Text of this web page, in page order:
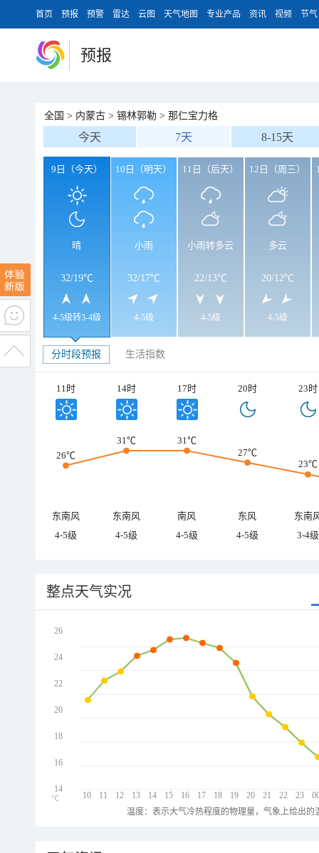
首页 预报 预警 雷达 云图 天气地图 专业产品 资讯 视频 节气
预报
全国 > 内蒙古 > 锡林郭勒 > 那仁宝力格
今天 7天 8-15天
9日（今天）
晴
32/19℃
4-5级转3-4级
10日（明天）
小雨
32/17℃
4-5级
11日（后天）
小雨转多云
22/13℃
4-5级
12日（周三）
多云
20/12℃
4-5级
分时段预报 生活指数
11时 14时 17时 20时 23时
26℃
31℃
31℃
27℃
23℃
东南风 东南风 南风 东风
东南
4-5级
4-5级 4-5级 4-5级 3-4级
整点天气实况
10 11 12 13 14 15 16 17 18 19 20 21 22 23
26
24
22
20
18
16
14
℃
温度：表示大气冷热程度的物理量，气象上给出